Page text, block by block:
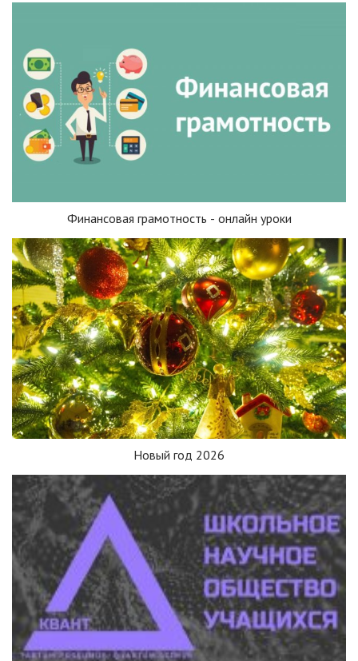
Финансовая грамотность - онлайн уроки
Новый год 2026